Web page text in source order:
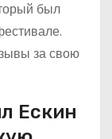
был
за свою
Ескин